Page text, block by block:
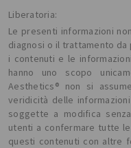
Liberatoria:
Le presenti informazioni
diagnosi o il trattamento
i contenuti e le
hanno uno scopo
Aesthetics® non si
veridicità delle
soggette a modifica
utenti a confermare tutte
questi contenuti con altre